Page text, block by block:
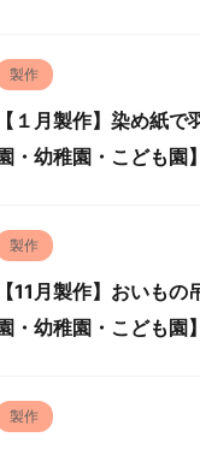
製作
【１月製作】染め紙
・幼稚園・こども園】
製作
【11月製作】おいも
・幼稚園・こども園】
製作